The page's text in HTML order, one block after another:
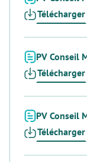
Télécharger
PV Conseil
Télécharger
PV Conseil
Télécharger